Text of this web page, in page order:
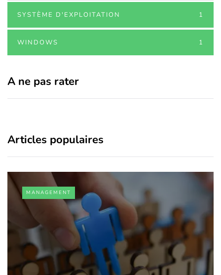
SYSTÈME D'EXPLOITATION 1
WINDOWS 1
A ne pas rater
Articles populaires
MANAGEMENT